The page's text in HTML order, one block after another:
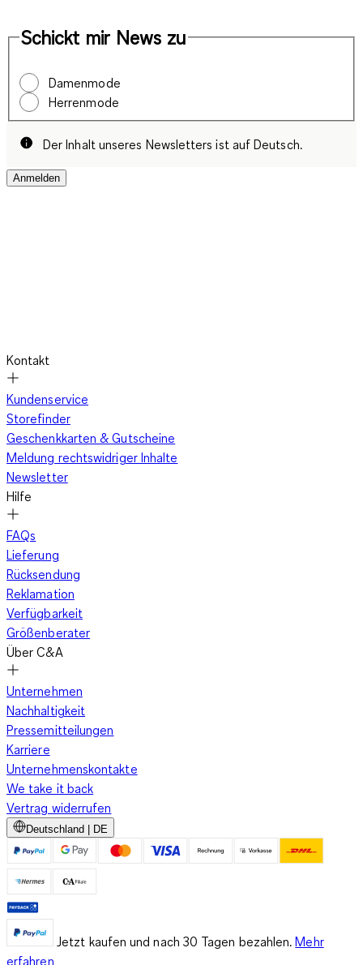
Schickt mir News zu
Damenmode
Herrenmode
Der Inhalt unseres Newsletters ist auf Deutsch.
Anmelden
Kontakt
Kundenservice
Storefinder
Geschenkkarten & Gutscheine
Meldung rechtswidriger Inhalte
Newsletter
Hilfe
FAQs
Lieferung
Rücksendung
Reklamation
Verfügbarkeit
Größenberater
Über C&A
Unternehmen
Nachhaltigkeit
Pressemitteilungen
Karriere
Unternehmenskontakte
We take it back
Vertrag widerrufen
Deutschland | DE
Jetzt kaufen und nach 30 Tagen bezahlen. Mehr
erfahren